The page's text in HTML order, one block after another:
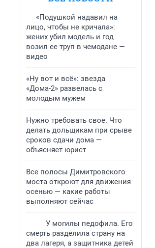
«Подушкой надавил на
лицо, чтобы не кричала»:
жених убил модель и год
возил ее труп в чемодане —
видео
«Ну вот и всё»: звезда
«Дома-2» развелась с
молодым мужем
Нужно требовать свое. Что
делать дольщикам при срыве
сроков сдачи дома —
объясняет юрист
Все полосы Димитровского
моста откроют для движения
осенью — какие работы
выполняют сейчас
У могилы педофила. Его
смерть разделила страну на
два лагеря, а защитника детей